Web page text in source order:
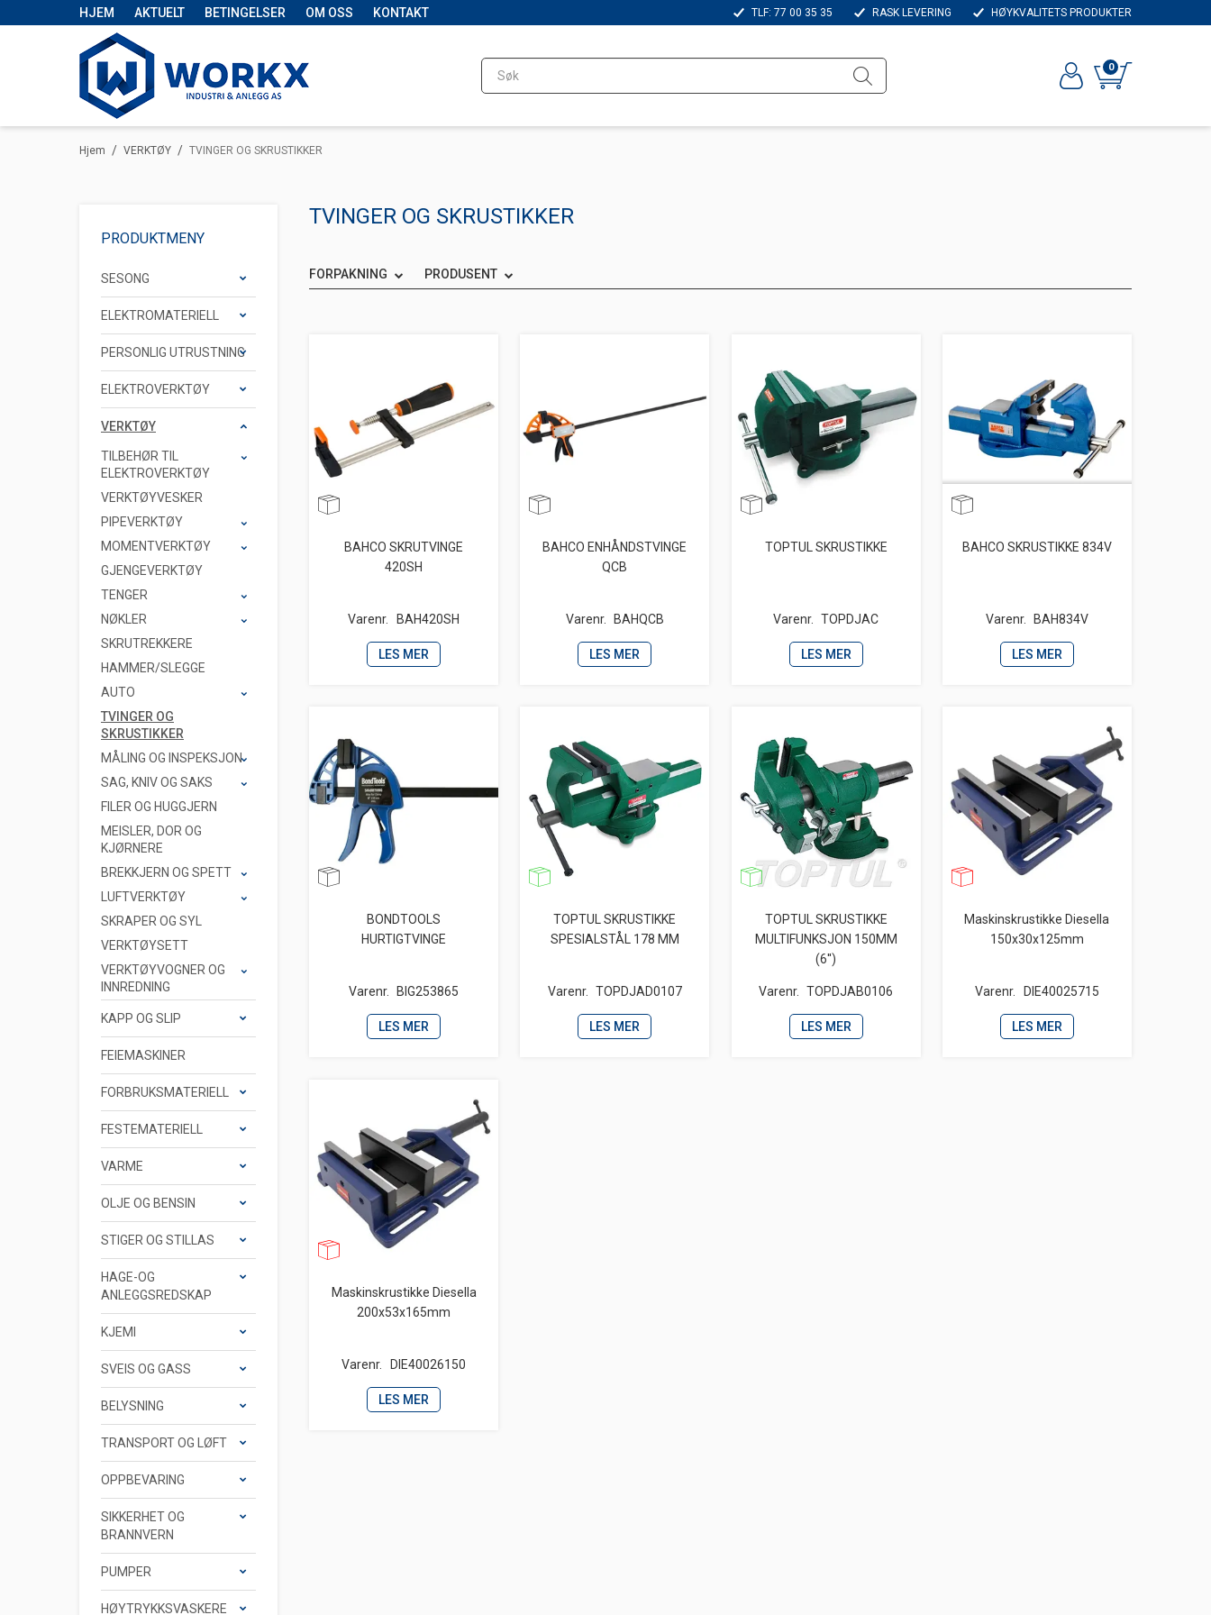
HJEM AKTUELT BETINGELSER OM OSS KONTAKT TLF: 77 00 35 35 RASK LEVERING HØYKVALITETS PRODUKTER
0
/
Hjem /
VERKTØY TVINGER OG SKRUSTIKKER
PRODUKTMENY
SESONG
ELEKTROMATERIELL
PERSONLIG UTRUSTNING
ELEKTROVERKTØY
VERKTØY
TILBEHØR TIL
ELEKTROVERKTØY
VERKTØYVESKER
PIPEVERKTØY
MOMENTVERKTØY
GJENGEVERKTØY
TENGER
NØKLER
SKRUTREKKERE
HAMMER/SLEGGE
AUTO
TVINGER OG
SKRUSTIKKER
MÅLING OG INSPEKSJON
SAG, KNIV OG SAKS
FILER OG HUGGJERN
MEISLER, DOR OG
KJØRNERE
BREKKJERN OG SPETT
LUFTVERKTØY
SKRAPER OG SYL
VERKTØYSETT
VERKTØYVOGNER OG
INNREDNING
KAPP OG SLIP
FEIEMASKINER
FORBRUKSMATERIELL
FESTEMATERIELL
VARME
OLJE OG BENSIN
STIGER OG STILLAS
HAGE-OG
ANLEGGSREDSKAP
KJEMI
SVEIS OG GASS
BELYSNING
TRANSPORT OG LØFT
OPPBEVARING
SIKKERHET OG
BRANNVERN
PUMPER
HØYTRYKKSVASKERE
TVINGER OG SKRUSTIKKER
FORPAKNING PRODUSENT
BAHCO SKRUTVINGE
420SH
Varenr. BAH420SH
LES MER
BAHCO ENHÅNDSTVINGE
QCB
Varenr. BAHQCB
LES MER
TOPTUL SKRUSTIKKE
Varenr. TOPDJAC
LES MER
BAHCO SKRUSTIKKE 834V
Varenr. BAH834V
LES MER
BONDTOOLS
HURTIGTVINGE
Varenr. BIG253865
LES MER
TOPTUL SKRUSTIKKE
SPESIALSTÅL 178 MM
Varenr. TOPDJAD0107
LES MER
TOPTUL SKRUSTIKKE
MULTIFUNKSJON 150MM
(6'')
Varenr. TOPDJAB0106
LES MER
Maskinskrustikke Diesella
150x30x125mm
Varenr. DIE40025715
LES MER
Maskinskrustikke Diesella
200x53x165mm
Varenr. DIE40026150
LES MER